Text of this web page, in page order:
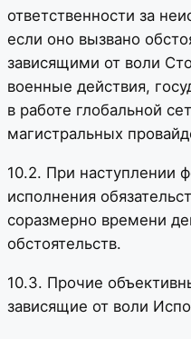
ответственности за
если оно вызвано
зависящими от воли
военные действия,
в работе глобальной
магистральных
10.2. При наступлении
исполнения
соразмерно времени
обстоятельств.
10.3. Прочие
зависящие от воли